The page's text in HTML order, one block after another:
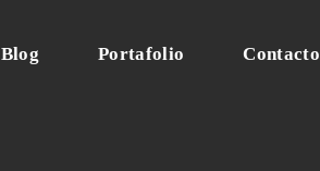
Blog Portafolio Contacto